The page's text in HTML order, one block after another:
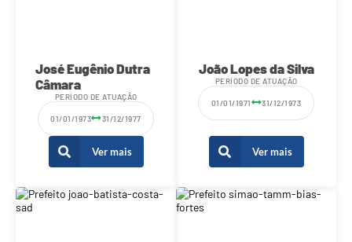
José Eugênio Dutra
Câmara
PERÍODO DE ATUAÇÃO
01/01/1973 31/12/1977
Ver mais
João Lopes da Silva
PERÍODO DE ATUAÇÃO
01/01/1971 31/12/1973
Ver mais